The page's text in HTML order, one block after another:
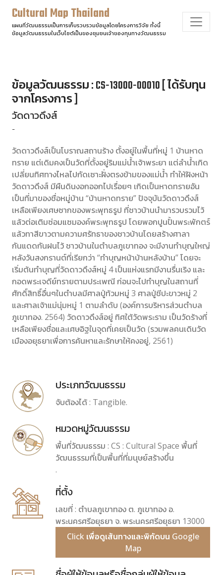
Cultural Map Thailand
แผนที่วัฒนธรรมเป็นการเก็บรวบรวมข้อมูลโดยโครงการวิจัย ทั้งนี้
ข้อมูลวัฒนธรรมในเว็บไซต์เป็นของชุมชนเจ้าของทุนทางวัฒนธรรม
ข้อมูลวัฒนธรรม : CS-13000-00010 [ ได้รับทุน
จากโครงการ ]
วัดดาวดึงส์
-
วัดดาวดึงส์เป็นโบราณสถานร้าง ตั้งอยู่ในพื้นที่หมู่ 1 บ้านหาด
ทราย แต่เดิมคงเป็นวัดที่ตั้งอยู่ริมแม่น้ำเจ้าพระยา แต่ลำน้ำเกิด
เปลี่ยนทิศทางไหลไปกัดเซาะฝั่งตรงข้ามของแม่น้ำ ทำให้ฝังหน้า
วัดดาวดึงส์ มีผืนดินงอกออกไปเรื่อยๆ เกิดเป็นหาดทรายอัน
เป็นที่มาของชื่อหมู่บ้าน “บ้านหาดทราย” ปัจจุบันวัดดาวดึงส์
เหลือเพียงเศษซากของพระพุทธรูป ที่ชาวบ้านนำมารวบรวมไว้
แล้วต่อเติมซ่อมแซมองค์พระพุทธรูป โดยพอกปูนปั้นพระพักตร์
แล้วทาสีขาวตามความศรัทธาของชาวบ้านโดยสร้างศาลา
กันแดดกันฝนไว้ ชาวบ้านในตำบลภูเขาทอง จะมีงานทำบุญใหญ่
หลังวันสงกรานต์ที่เรียกว่า “ทำบุญหน้าบ้านหลังบ้าน” โดยจะ
เริ่มต้นทำบุญที่วัดดาวดึงส์หมู่ 4 เป็นแห่งแรกมีงานรื่นเริง และ
กอดพระเจดีย์ทรายตามประเพณี ก่อนจะไปทำบุญในสถานที่
ศักดิ์สิทธิ์อื่นๆในตำบลมีศาลปู่ท้วมหมู่ 3 ศาลปู่ชีปะขาวหมู่ 2
และศาลเจ้าแม่นุ่มหมู่ 1 ตามลำดับ (องค์การบริหารส่วนตำบล
ภูเขาทอง. 2564) วัดดาวดึงส์อยู่ ทิศใต้วัดพระราม เป็นวัดร้างที่
เหลือเพียงชื่อและเศษอิฐในจุดที่เคยเป็นวัด (รวมพลคนเดินวัด
เมืองอยุธยาเพื่อการค้นหาและรักษาให้คงอยู่, 2561)
ประเภทวัฒนธรรม
จับต้องได้ : Tangible.
หมวดหมู่วัฒนธรรม
พื้นที่วัฒนธรรม : CS : Cultural Space พื้นที่
วัฒนธรรมที่เป็นพื้นที่ที่มนุษย์สร้างขึ้น
.
ที่ตั้ง
เลขที่ : ตำบลภูเขาทอง ต. ภูเขาทอง อ.
พระนครศรีอยุธยา จ. พระนครศรีอยุธยา 13000
Click เพื่อดูเส้นทางและพิกัดบน Google
Map